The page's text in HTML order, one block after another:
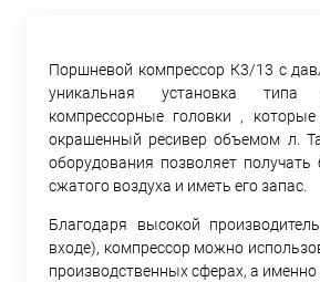
Поршневой компрессор К3/13 с
уникальная установка типа
компрессорные головки ,
окрашенный ресивер объемом л.
оборудования позволяет
сжатого воздуха и иметь его запас.
Благодаря высокой
входе), компрессор можно
производственных сферах, а именно